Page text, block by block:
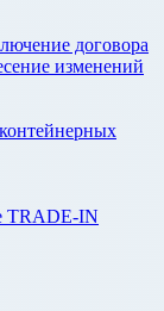
договора
изменений
TRADE-IN